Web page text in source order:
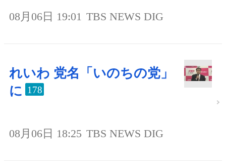
08月06日 19:01 TBS NEWS DIG
れいわ 党名「いのちの党」
に 178
08月06日 18:25 TBS NEWS DIG